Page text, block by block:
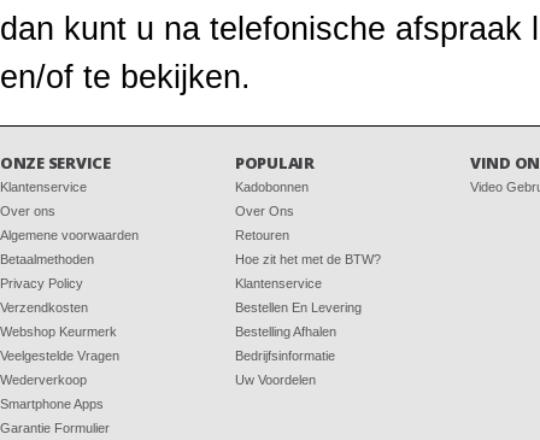
dan kunt u na telefonische
en/of te bekijken.
ONZE SERVICE
Klantenservice
Over ons
Algemene voorwaarden
Betaalmethoden
Privacy Policy
Verzendkosten
Webshop Keurmerk
Veelgestelde Vragen
Wederverkoop
Smartphone Apps
Garantie Formulier
POPULAIR
Kadobonnen
Over Ons
Retouren
Hoe zit het met de BTW?
Klantenservice
Bestellen En Levering
Bestelling Afhalen
Bedrijfsinformatie
Uw Voordelen
VIND
Video